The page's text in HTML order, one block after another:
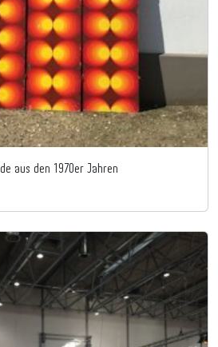
aus den 1970er Jahren